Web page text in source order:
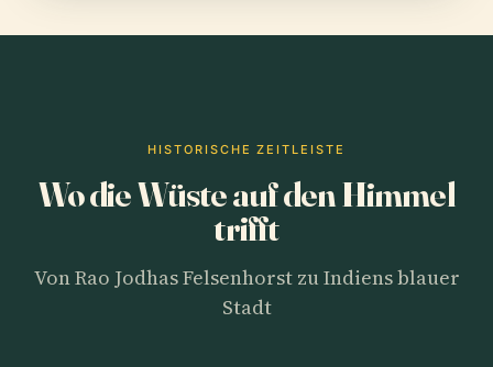
HISTORISCHE ZEITLEISTE
Wo die Wüste auf den Himmel
trifft
Von Rao Jodhas Felsenhorst zu Indiens blauer
Stadt